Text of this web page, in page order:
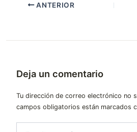
ANTERIOR
Deja un comentario
Tu dirección de correo electrónico no
campos obligatorios están marcados